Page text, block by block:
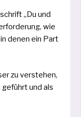
„Du und
wie
denen ein Part
zu ver­ste­hen,
und als